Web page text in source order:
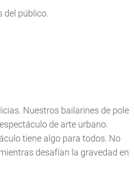
del público.
Nuestros bailarines de pole
de arte urbano.
tiene algo para todos. No
desafían la gravedad en